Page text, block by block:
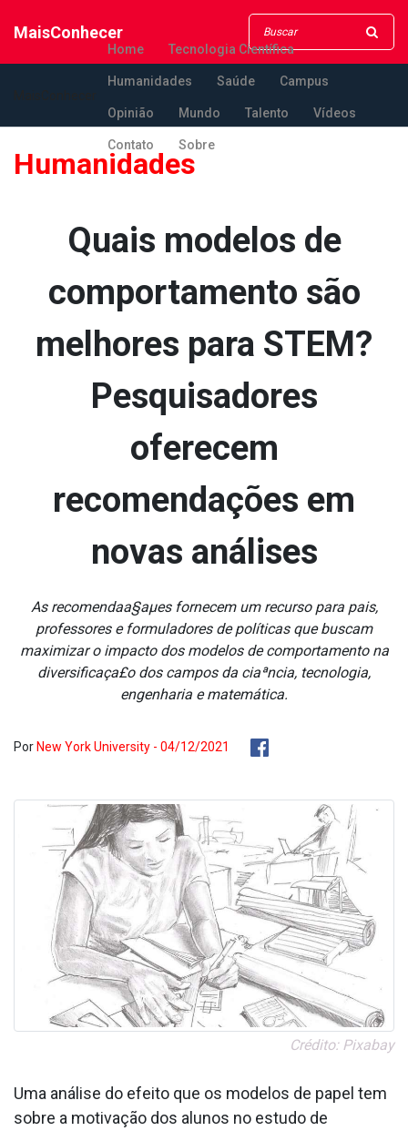
MaisConhecer
Home Tecnologia Científica
Humanidades Saúde Campus
Opinião Mundo Talento Vídeos
Contato Sobre
Humanidades
Quais modelos de
comportamento são
melhores para STEM?
Pesquisadores
oferecem
recomendações em
novas análises
As recomendaa§aµes fornecem um recurso para pais,
professores e formuladores de políticas que buscam
maximizar o impacto dos modelos de comportamento na
diversificaça£o dos campos da ciaªncia, tecnologia,
engenharia e matemática.
Por New York University - 04/12/2021
Crédito: Pixabay
Uma análise do efeito que os modelos de papel tem
sobre a motivação dos alunos no estudo de